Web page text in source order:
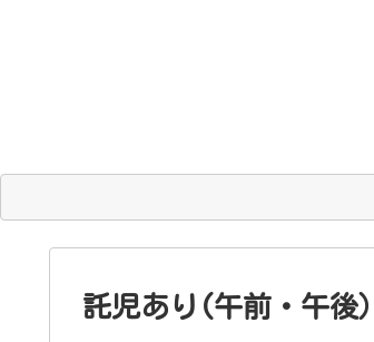
託児あり(午前・午後）